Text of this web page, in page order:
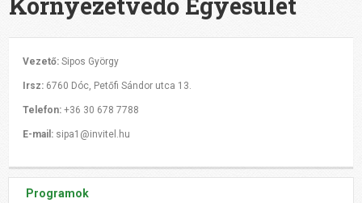
Támogatás
Vezető:Sipos György
Irsz: 6760 Dóc, Petőfi Sándor utca 13.
Telefon:+36 30 678 7788
E-mail: sipa1@invitel.hu
Programok